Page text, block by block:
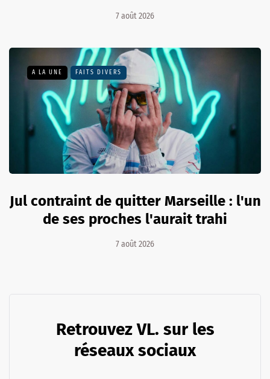
7 août 2026
A LA UNE FAITS DIVERS
Jul contraint de quitter Marseille : l'un
de ses proches l'aurait trahi
7 août 2026
Retrouvez VL. sur les
réseaux sociaux